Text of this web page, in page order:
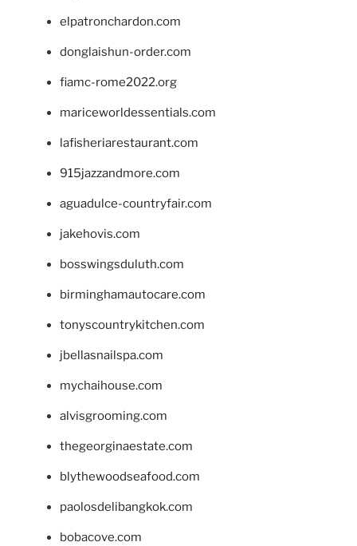
elpatronchardon.com
donglaishun-order.com
fiamc-rome2022.org
mariceworldessentials.com
lafisheriarestaurant.com
915jazzandmore.com
aguadulce-countryfair.com
jakehovis.com
bosswingsduluth.com
birminghamautocare.com
tonyscountrykitchen.com
jbellasnailspa.com
mychaihouse.com
alvisgrooming.com
thegeorginaestate.com
blythewoodseafood.com
paolosdelibangkok.com
bobacove.com